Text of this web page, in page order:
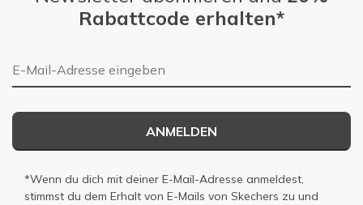
Rabattcode erhalten*
E-Mail-Adresse
ANMELDEN
*Wenn du dich mit deiner E-Mail-Adresse anmeldest,
stimmst du dem Erhalt von E-Mails von Skechers zu und